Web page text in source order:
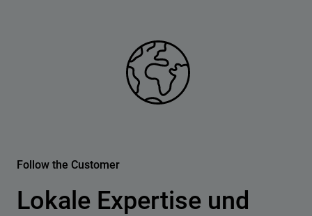
Follow the Customer
Lokale Expertise und